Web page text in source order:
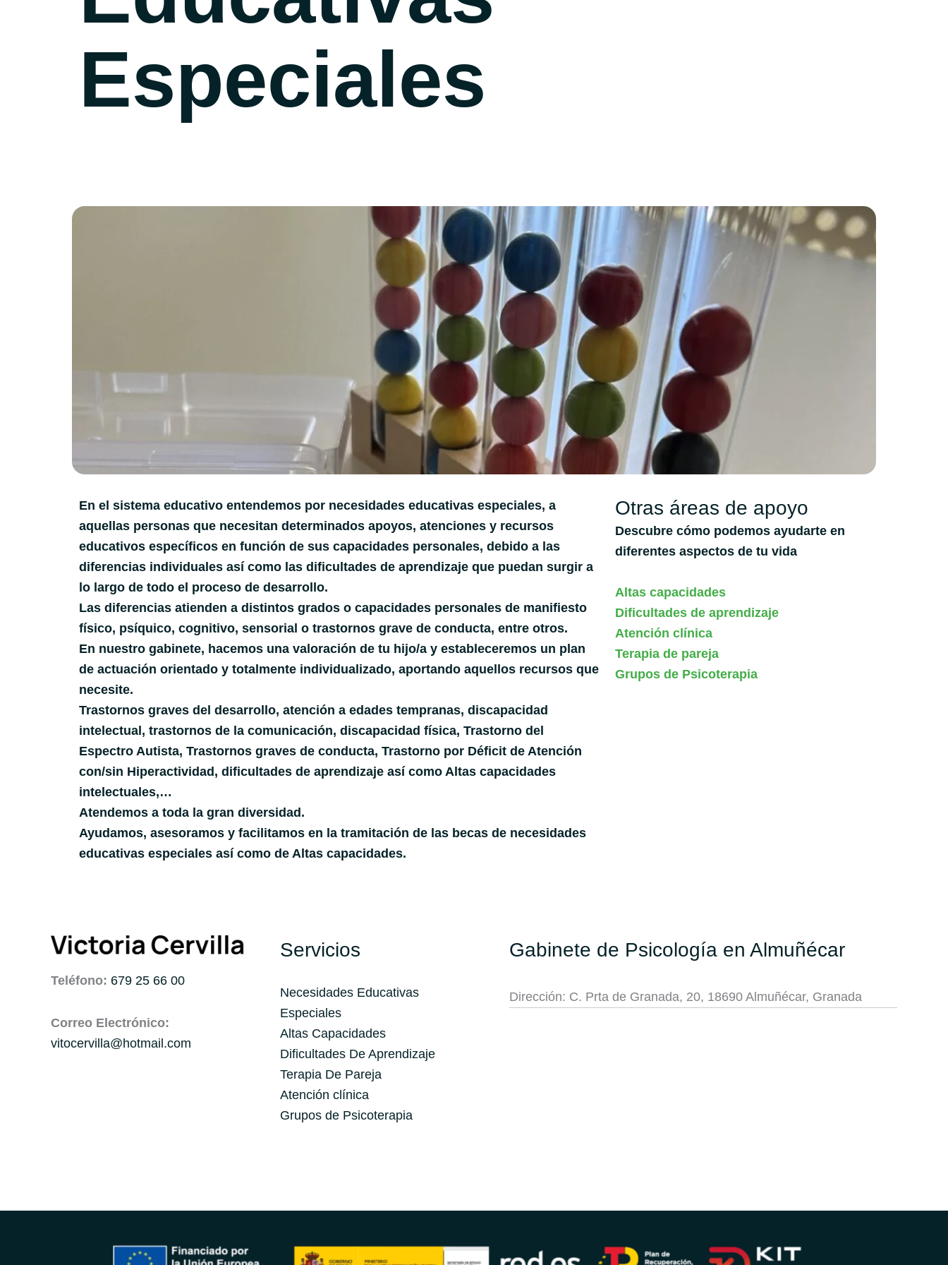
Especiales
Otras áreas de apoyo
Descubre cómo podemos ayudarte en
diferentes aspectos de tu vida
Altas capacidades
Dificultades de aprendizaje
Atención clínica
Terapia de pareja
Grupos de Psicoterapia
En el sistema educativo entendemos por necesidades educativas especiales, a
aquellas personas que necesitan determinados apoyos, atenciones y recursos
educativos específicos en función de sus capacidades personales, debido a las
diferencias individuales así como las dificultades de aprendizaje que puedan surgir a
lo largo de todo el proceso de desarrollo.
Las diferencias atienden a distintos grados o capacidades personales de manifiesto
físico, psíquico, cognitivo, sensorial o trastornos grave de conducta, entre otros.
En nuestro gabinete, hacemos una valoración de tu hijo/a y estableceremos un plan
de actuación orientado y totalmente individualizado, aportando aquellos recursos que
necesite.
Trastornos graves del desarrollo, atención a edades tempranas, discapacidad
intelectual, trastornos de la comunicación, discapacidad física, Trastorno del
Espectro Autista, Trastornos graves de conducta, Trastorno por Déficit de Atención
con/sin Hiperactividad, dificultades de aprendizaje así como Altas capacidades
intelectuales,…
Atendemos a toda la gran diversidad.
Ayudamos, asesoramos y facilitamos en la tramitación de las becas de necesidades
educativas especiales así como de Altas capacidades.
Teléfono: 679 25 66 00
Correo Electrónico:
vitocervilla@hotmail.com
Servicios
Necesidades Educativas
Especiales
Altas Capacidades
Dificultades De Aprendizaje
Terapia De Pareja
Atención clínica
Grupos de Psicoterapia
Gabinete de Psicología en Almuñécar
Dirección: C. Prta de Granada, 20, 18690 Almuñécar, Granada